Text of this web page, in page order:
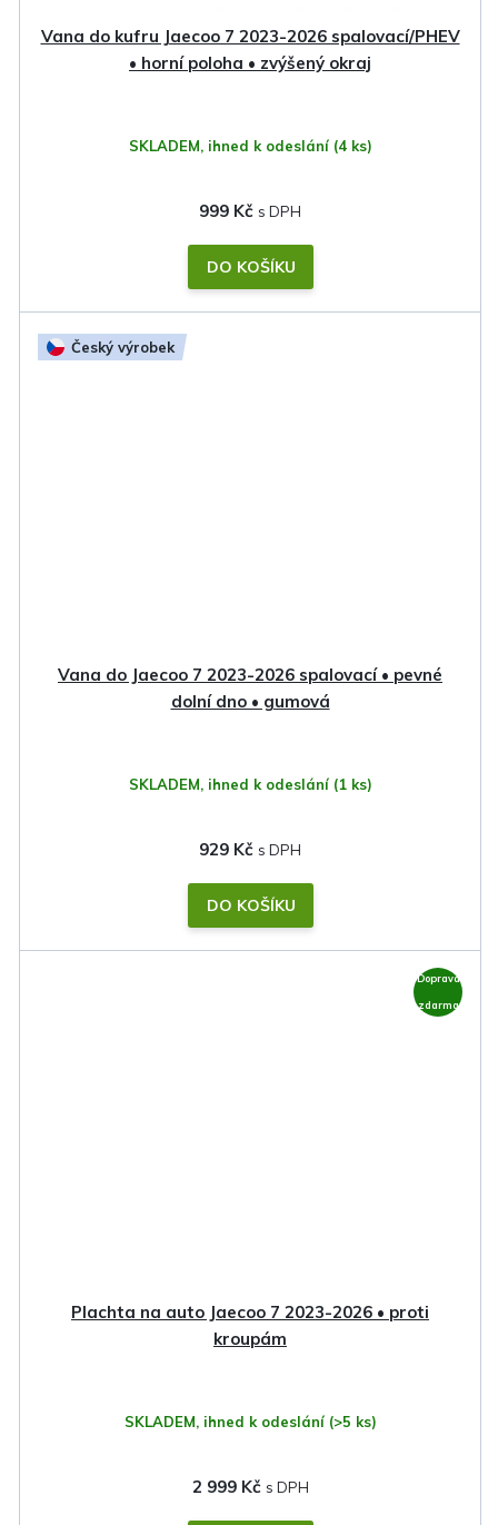
Vana do kufru Jaecoo 7 2023-2026 spalovací/PHEV
• horní poloha • zvýšený okraj
SKLADEM, ihned k odeslání (4 ks)
999 Kč
DO KOŠÍKU
Český výrobek
Vana do Jaecoo 7 2023-2026 spalovací • pevné
dolní dno • gumová
SKLADEM, ihned k odeslání (1 ks)
929 Kč
DO KOŠÍKU
Doprava
zdarma
Plachta na auto Jaecoo 7 2023-2026 • proti
kroupám
SKLADEM, ihned k odeslání (>5 ks)
2 999 Kč